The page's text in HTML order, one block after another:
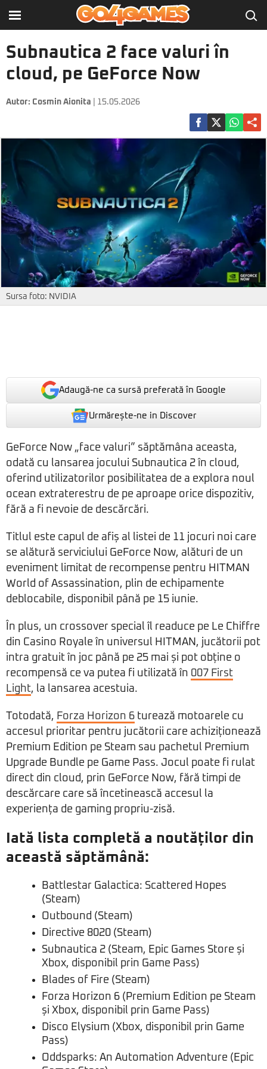
Subnautica 2 face valuri în
cloud, pe GeForce Now
Autor: Cosmin Aionita | 15.05.2026
Sursa foto: NVIDIA
Adaugă-ne ca sursă preferată în Google
Urmărește-ne in Discover
GeForce Now „face valuri” săptămâna aceasta,
odată cu lansarea jocului Subnautica 2 în cloud,
oferind utilizatorilor posibilitatea de a explora noul
ocean extraterestru de pe aproape orice dispozitiv,
fără a fi nevoie de descărcări.
Titlul este capul de afiș al listei de 11 jocuri noi care
se alătură serviciului GeForce Now, alături de un
eveniment limitat de recompense pentru HITMAN
World of Assassination, plin de echipamente
deblocabile, disponibil până pe 15 iunie.
În plus, un crossover special îl readuce pe Le Chiffre
din Casino Royale în universul HITMAN, jucătorii pot
intra gratuit în joc până pe 25 mai și pot obține o
recompensă ce va putea fi utilizată în 007 First
Light, la lansarea acestuia.
Totodată, Forza Horizon 6 turează motoarele cu
accesul prioritar pentru jucătorii care achiziționează
Premium Edition pe Steam sau pachetul Premium
Upgrade Bundle pe Game Pass. Jocul poate fi rulat
direct din cloud, prin GeForce Now, fără timpi de
descărcare care să încetinească accesul la
experiența de gaming propriu-zisă.
Iată lista completă a noutăților din
această săptămână:
Battlestar Galactica: Scattered Hopes
(Steam)
Outbound (Steam)
Directive 8020 (Steam)
Subnautica 2 (Steam, Epic Games Store și
Xbox, disponibil prin Game Pass)
Blades of Fire (Steam)
Forza Horizon 6 (Premium Edition pe Steam
și Xbox, disponibil prin Game Pass)
Disco Elysium (Xbox, disponibil prin Game
Pass)
Oddsparks: An Automation Adventure (Epic